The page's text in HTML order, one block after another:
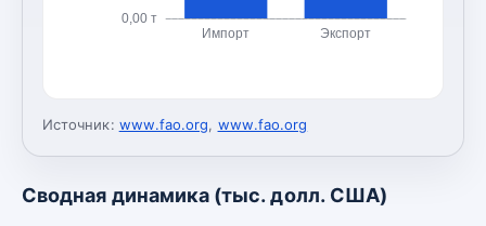
0,00 т
Импорт Экспорт
Источник: www.fao.org, www.fao.org
Сводная динамика (тыс. долл. США)